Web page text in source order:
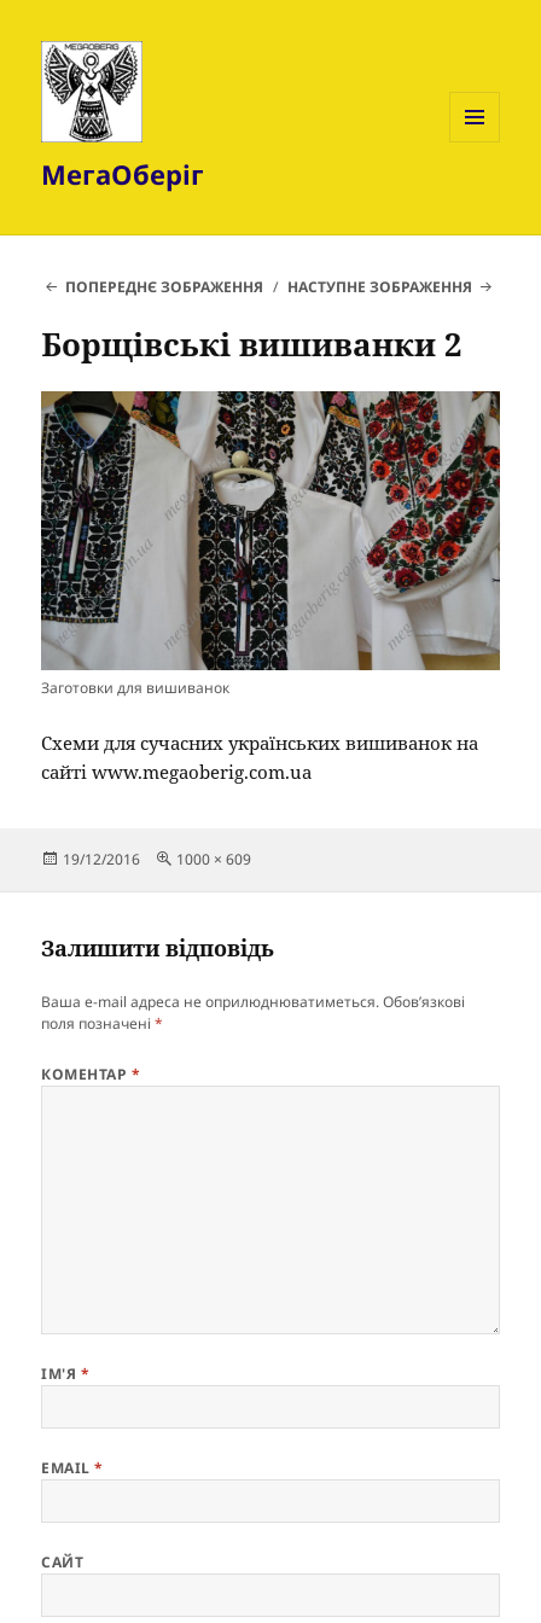
МегаОберіг
ПОПЕРЕДНЄ ЗОБРАЖЕННЯ НАСТУПНЕ ЗОБРАЖЕННЯ
Борщівські вишиванки 2
Заготовки для вишиванок
Схеми для сучасних українських вишиванок на
сайті www.megaoberig.com.ua
Опубліковано
19/12/2016
Повний
1000 × 609
Залишити відповідь
Ваша e-mail адреса не оприлюднюватиметься. Обов’язкові
поля позначені*
КОМЕНТАР *
ІМ'Я *
EMAIL*
САЙТ